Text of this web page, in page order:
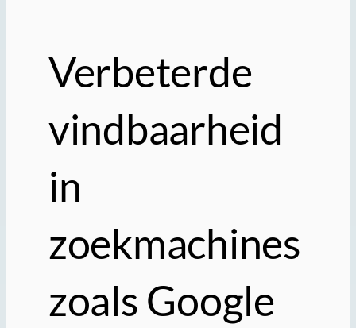
Verbeterde
vindbaarheid
in
zoekmachines
zoals Google